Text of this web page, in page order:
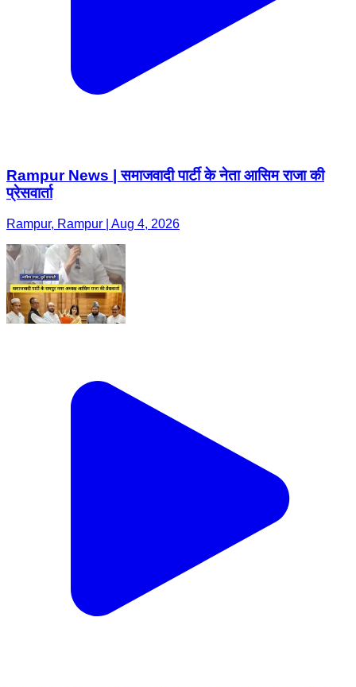
Rampur News | समाजवादी पार्टी के नेता आसिम राजा की
प्रेसवार्ता
Rampur, Rampur | Aug 4, 2026